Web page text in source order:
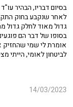
בסיום דבריו, הבהיר
לאחר שנקבע בחוק
גדול מאוד לחלק גדול
בסופו של דבר הם
אומרת לי שמי
לביטחון לאומי, הייתי
14/03/2023